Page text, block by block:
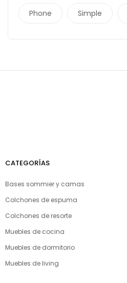
Phone Simple
CATEGORÍAS
Bases sommier y camas
Colchones de espuma
Colchones de resorte
Muebles de cocina
Muebles de dormitorio
Muebles de living